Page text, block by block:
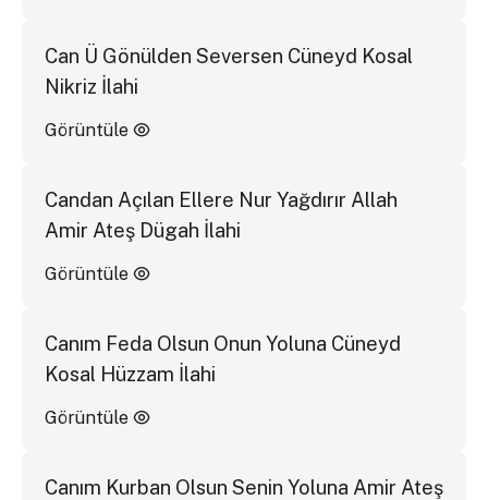
Can Ü Gönülden Seversen Cüneyd Kosal
Nikriz İlahi
Görüntüle
Candan Açılan Ellere Nur Yağdırır Allah
Amir Ateş Dügah İlahi
Görüntüle
Canım Feda Olsun Onun Yoluna Cüneyd
Kosal Hüzzam İlahi
Görüntüle
Canım Kurban Olsun Senin Yoluna Amir Ateş